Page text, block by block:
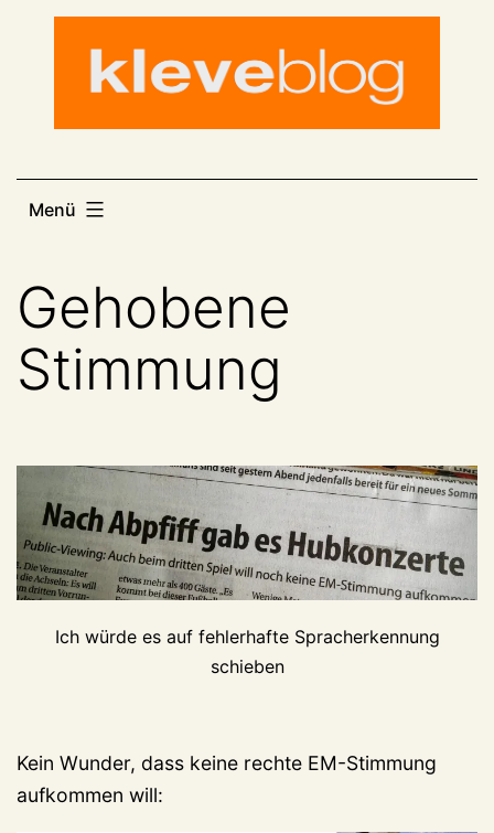
Menü
Gehobene
Stimmung
Ich würde es auf fehlerhafte Spracherkennung
schieben
Kein Wunder, dass keine rechte EM-Stimmung
aufkommen will: